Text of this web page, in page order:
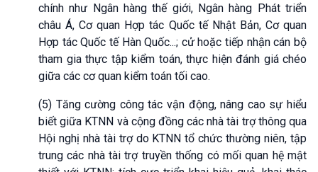
chính như Ngân hàng thế giới, Ngân hàng Phát triển
châu Á, Cơ quan Hợp tác Quốc tế Nhật Bản, Cơ quan
Hợp tác Quốc tế Hàn Quốc...; cử hoặc tiếp nhận cán bộ
tham gia thực tập kiểm toán, thực hiện đánh giá chéo
giữa các cơ quan kiểm toán tối cao.
(5) Tăng cường công tác vận động, nâng cao sự hiểu
biết giữa KTNN và cộng đồng các nhà tài trợ thông qua
Hội nghị nhà tài trợ do KTNN tổ chức thường niên, tập
trung các nhà tài trợ truyền thống có mối quan hệ mật